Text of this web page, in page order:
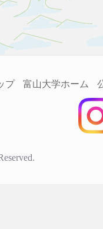
富山大学ホーム
プ